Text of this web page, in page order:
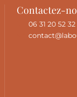
Contactez-
06 31 20 52 32